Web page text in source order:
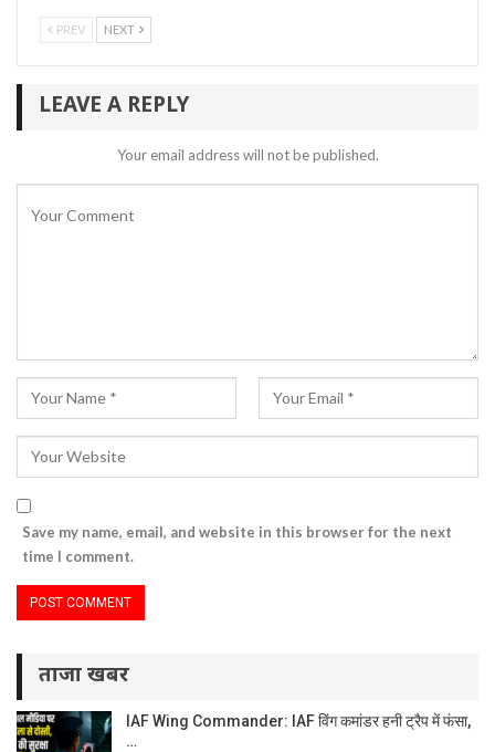
PREV NEXT
LEAVE A REPLY
Your email address will not be published.
Save my name, email, and website in this browser for the next
time I comment.
ताजा खबर
IAF Wing Commander: IAF विंग कमांडर हनी ट्रैप में फंसा,
…